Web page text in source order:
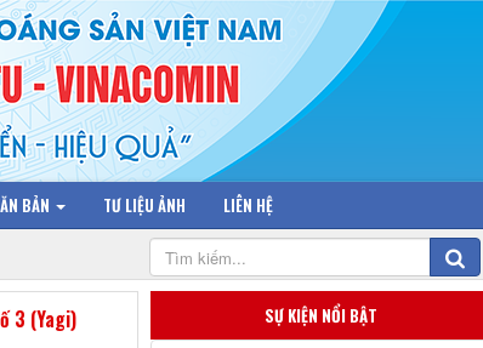
BẢN TƯ LIỆU ẢNH LIÊN HỆ
3 (Yagi) SỰ KIỆN NỔI BẬT